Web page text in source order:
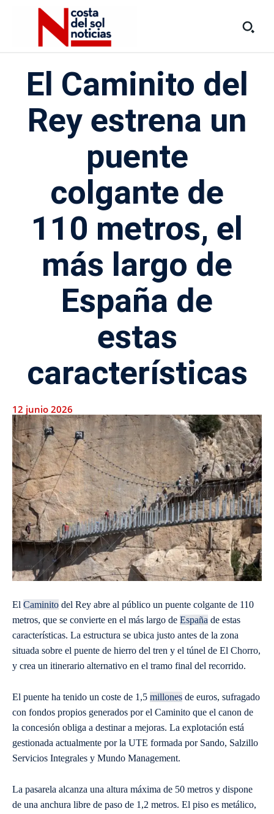
El Caminito del
Rey estrena un
puente
colgante de
110 metros, el
más largo de
España de
estas
características
12 junio 2026
El Caminito del Rey abre al público un puente colgante de 110
metros, que se convierte en el más largo de España de estas
características. La estructura se ubica justo antes de la zona
situada sobre el puente de hierro del tren y el túnel de El Chorro,
y crea un itinerario alternativo en el tramo final del recorrido.
El puente ha tenido un coste de 1,5 millones de euros, sufragado
con fondos propios generados por el Caminito que el canon de
la concesión obliga a destinar a mejoras. La explotación está
gestionada actualmente por la UTE formada por Sando, Salzillo
Servicios Integrales y Mundo Management.
La pasarela alcanza una altura máxima de 50 metros y dispone
de una anchura libre de paso de 1,2 metros. El piso es metálico,